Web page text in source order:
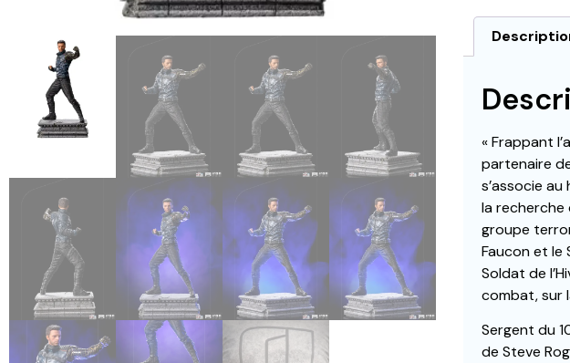
« Frappant
partenaire
s’associe
la recherche
groupe
Faucon et le
Soldat de
combat, sur
Sergent du
de Steve